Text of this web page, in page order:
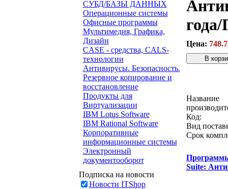
СУБД/БАЗЫ ДАННЫХ
Операционные системы
Офисные программы
Мультимедия, Графика,
Дизайн
CASE - средства, CALS-
технологии
Антивирусы. Безопасность.
Резервное копирование и
восстановление
Продукты для
Виртуализации
IBM Lotus Software
IBM Rational Software
Корпоративные
информационные системы
Электронный
документооборот
Подписка на новости
Новости ITShop
Цена:
Название
Код:
Вид
Срок
Suite: